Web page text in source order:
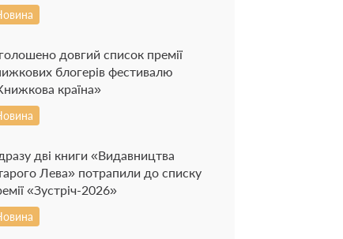
довгий список премії
блогерів фестивалю
країна»
дві книги «Видавництва
Лева» потрапили до списку
«Зустріч-2026»